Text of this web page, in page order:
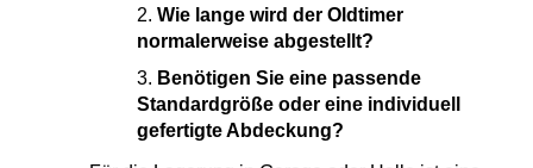
Wie lange wird der Oldtimer
normalerweise abgestellt?
Benötigen Sie eine passende
Standardgröße oder eine individuell
gefertigte Abdeckung?